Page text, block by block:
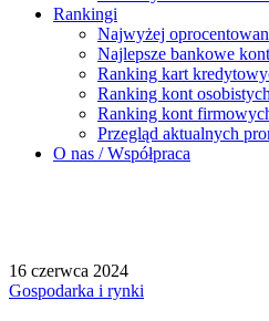
Rankingi
Najwyżej
Najlepsze bankowe
Ranking kart
Ranking kont
Ranking kont
Przegląd aktualnych
O nas / Współpraca
16 czerwca 2024
Gospodarka i rynki